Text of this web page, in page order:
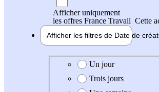
Afficher uniquement
les offres France Travail Cette
Afficher les filtres de Date de
Date de création de l'offre
Un jour
Trois jours